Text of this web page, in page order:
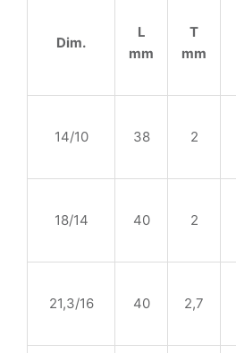
Dim.
L
mm
T
mm
14/10 38 2
18/14 40 2
21,3/16 40 2,7